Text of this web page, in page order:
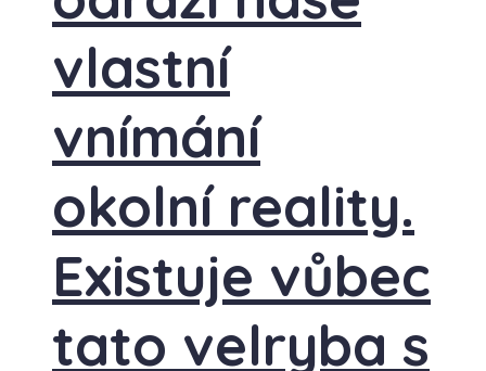
vlastní
vnímání
okolní reality.
Existuje vůbec
tato velryba s